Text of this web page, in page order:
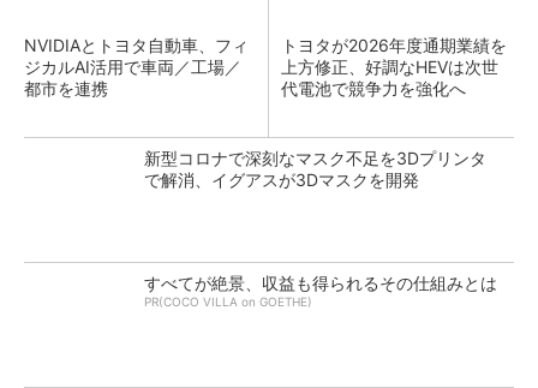
NVIDIAとトヨタ自動車、フィ
ジカルAI活用で車両／工場／
都市を連携
トヨタが2026年度通期業績を
上方修正、好調なHEVは次世
代電池で競争力を強化へ
新型コロナで深刻なマスク不足を3Dプリンタ
で解消、イグアスが3Dマスクを開発
すべてが絶景、収益も得られるその仕組みとは
PR(COCO VILLA on GOETHE)